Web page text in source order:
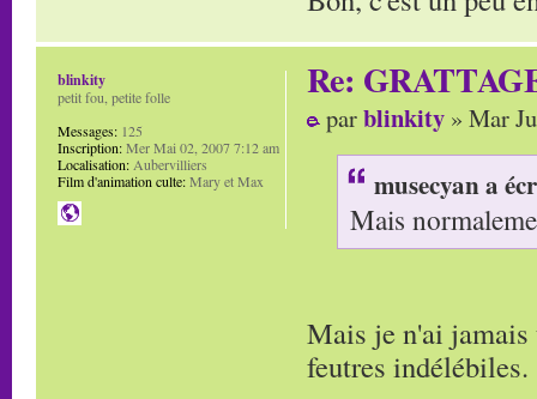
Re:
parblinkity » Mar
musecyan a
Mais
Mais je n'ai jamais
feutres indélébiles.
blinkity
petit fou, petite folle
Messages: 125
Inscription:Mer Mai 02, 2007 7:12 am
Localisation: Aubervilliers
Film d'animation culte:Mary et Max